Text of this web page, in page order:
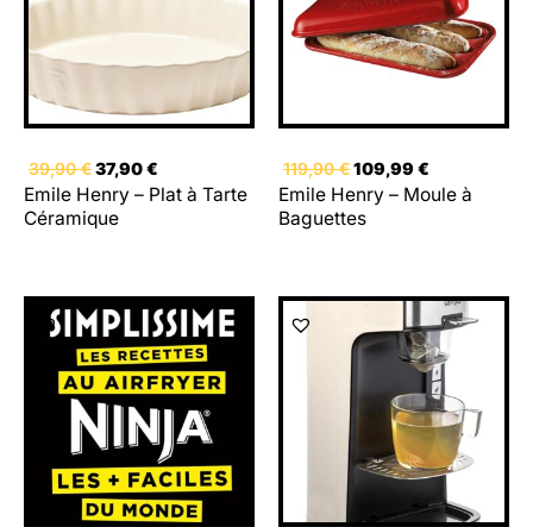
39,90€37,90€
Emile Henry – Plat à Tarte
Céramique
119,90€109,99 €
Emile Henry – Moule à
Baguettes
Le
prix
initial
était :
79,99 €.
Le
prix
actuel
est :
67,99 €.